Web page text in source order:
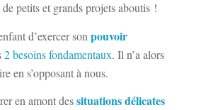
petits et grands projets aboutis !
d’exercer son pouvoir
2 besoins fondamentaux. Il n’a alors
en s’opposant à nous.
en amont dessituations délicates